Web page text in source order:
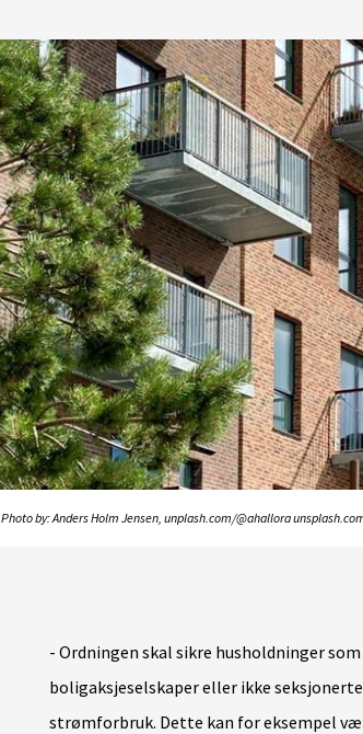
Photo by: Anders Holm Jensen, unplash.com/@ahallora
- Ordningen skal sikre husholdninger
boligaksjeselskaper eller ikke
strømforbruk. Dette kan for eksempel